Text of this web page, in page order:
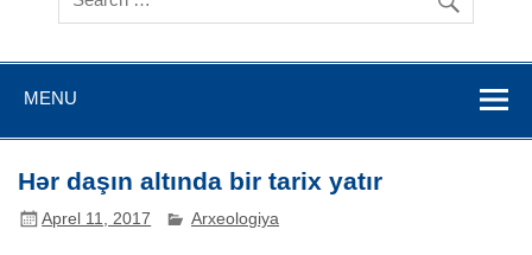
MENU
Hər daşın altında bir tarix yatır
Aprel 11, 2017 Arxeologiya